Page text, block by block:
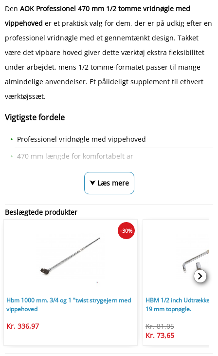
Den AOK Professionel 470 mm 1/2 tomme vridnøgle med
vippehoved er et praktisk valg for dem, der er på udkig efter en
professionel vridnøgle med et gennemtænkt design. Takket
være det vipbare hoved giver dette værktøj ekstra fleksibilitet
under arbejdet, mens 1/2 tomme-formatet passer til mange
almindelige anvendelser. Et pålideligt supplement til ethvert
værktøjssæt.
Vigtigste fordele
Professionel vridnøgle med vippehoved
470 mm længde for komfortabelt ar
⮟ Læs mere
Beslægtede produkter
Hbm 1000 mm. 3/4 og 1 "twist strygejern med
vippehoved
Kr. 336,97
-30%
HBM 1/2 inch
19 mm topnøgle.
Kr. 81,05
Kr. 73,65